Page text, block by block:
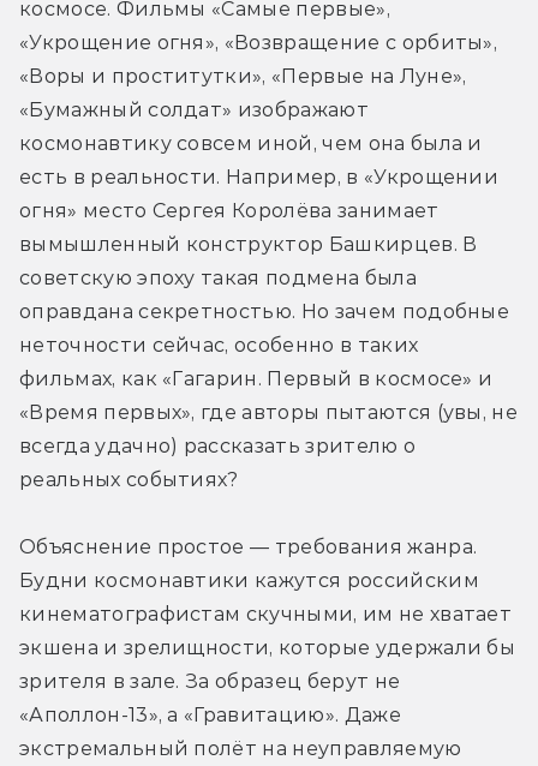
космосе. Фильмы «Самые первые»,
«Укрощение огня», «Возвращение с орбиты»,
«Воры и проститутки», «Первые на Луне»,
«Бумажный солдат» изображают
космонавтику совсем иной, чем она была и
есть в реальности. Например, в «Укрощении
огня» место Сергея Королёва занимает
вымышленный конструктор Башкирцев. В
советскую эпоху такая подмена была
оправдана секретностью. Но зачем подобные
неточности сейчас, особенно в таких
фильмах, как «Гагарин. Первый в космосе» и
«Время первых», где авторы пытаются (увы, не
всегда удачно) рассказать зрителю о
реальных событиях?
Объяснение простое — требования жанра.
Будни космонавтики кажутся российским
кинематографистам скучными, им не хватает
экшена и зрелищности, которые удержали бы
зрителя в зале. За образец берут не
«Аполлон-13», а «Гравитацию». Даже
экстремальный полёт на неуправляемую